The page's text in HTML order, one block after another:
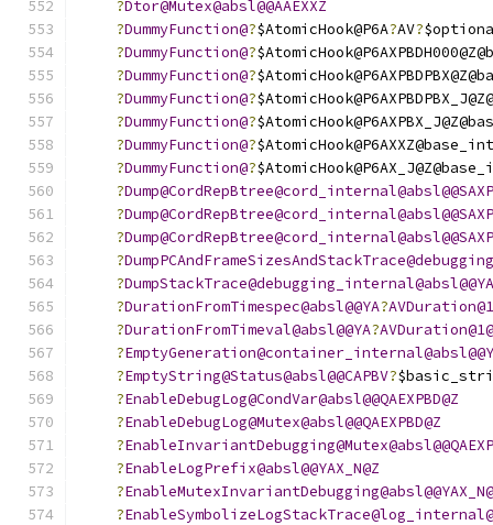
?Dtor@Mutex@absl@@AAEXXZ
?DummyFunction@?$AtomicHook@P6A?AV?
?DummyFunction@?
?DummyFunction@?
?DummyFunction@?
?DummyFunction@?
?DummyFunction@?
?DummyFunction@?
?
?
?
?
?
?DurationFromTimespec@absl@@YA?
?DurationFromTimeval@absl@@YA?
?
?EmptyString@Status@absl@@CAPBV?
?EnableDebugLog@CondVar@absl@@QAEXPBD@Z
?EnableDebugLog@Mutex@absl@@QAEXPBD@Z
?
?EnableLogPrefix@absl@@YAX_N@Z
?
?